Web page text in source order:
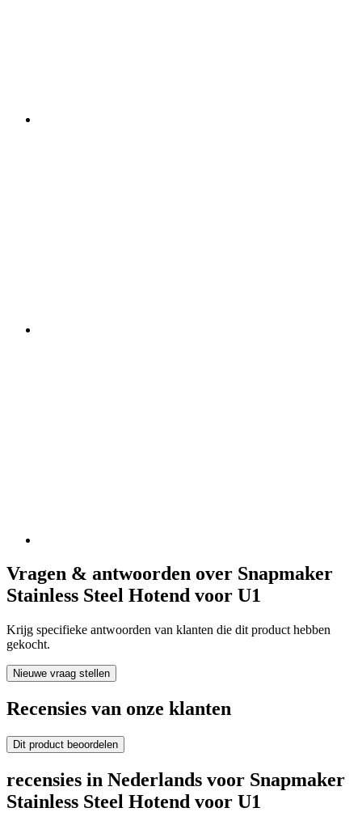
Vragen & antwoorden over Snapmaker
Stainless Steel Hotend voor U1
Krijg specifieke antwoorden van klanten die dit product hebben
gekocht.
Nieuwe vraag stellen
Recensies van onze klanten
Dit product beoordelen
recensies in Nederlands voor Snapmaker
Stainless Steel Hotend voor U1